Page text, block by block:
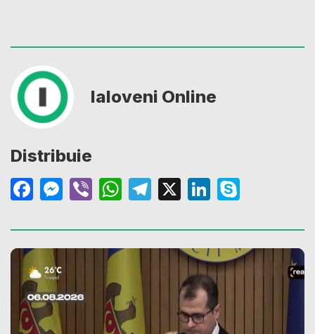
Ialoveni Online
Distribuie
Facebook
Messenger
ViberWhatsApp
Telegram
X LinkedIn